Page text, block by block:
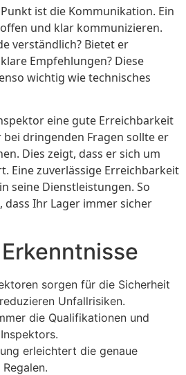
ist die Kommunikation. Ein
und klar kommunizieren.
verständlich? Bietet er
Empfehlungen? Diese
wichtig wie technisches
eine gute Erreichbarkeit
dringenden Fragen sollte er
Dies zeigt, dass er sich um
Eine zuverlässige Erreichbarkeit
seine Dienstleistungen. So
dass Ihr Lager immer sicher
sorgen für die Sicherheit
Unfallrisiken.
die Qualifikationen und
erleichtert die genaue